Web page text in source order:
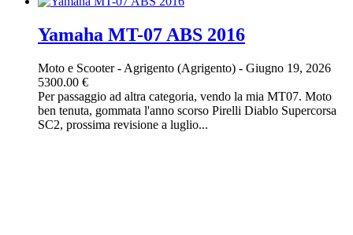
Yamaha MT-07 ABS 2016
Moto e Scooter- Agrigento (Agrigento) - Giugno 19, 2026
5300.00 €
Per passaggio ad altra categoria, vendo la mia MT07. Moto
ben tenuta, gommata l'anno scorso Pirelli Diablo Supercorsa
SC2, prossima revisione a luglio...